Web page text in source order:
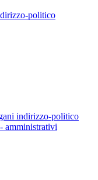
politico
indirizzo-politico
amministrativi